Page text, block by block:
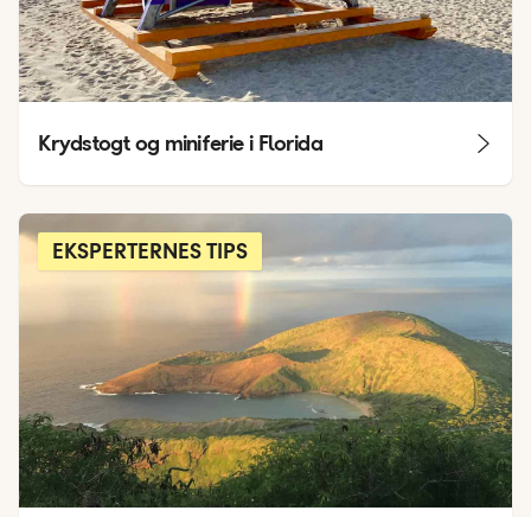
Krydstogt og miniferie i Florida
EKSPERTERNES TIPS